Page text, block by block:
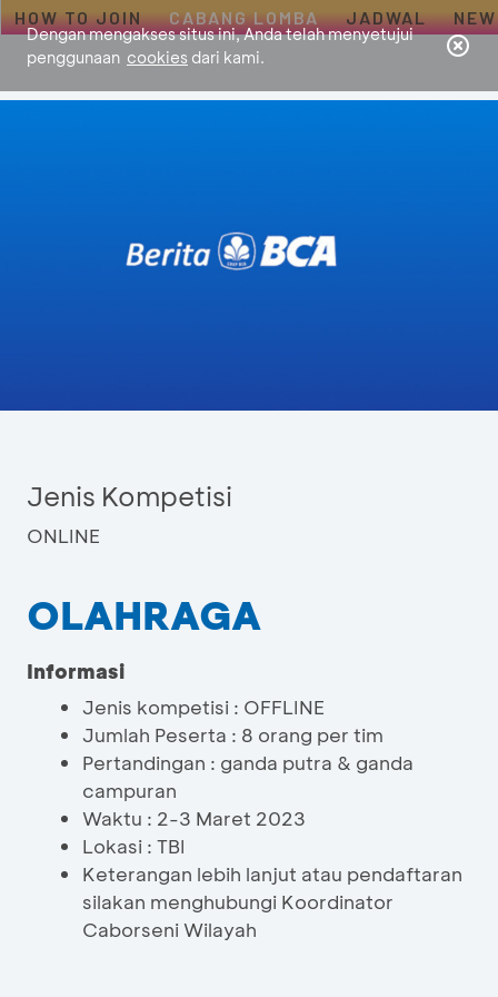
Dengan mengakses situs ini, Anda telah menyetujui
penggunaan cookies dari kami.
HOW TO JOIN CABANG LOMBA JADWAL
Jenis Kompetisi
ONLINE
OLAHRAGA
Informasi
Jenis kompetisi : OFFLINE
Jumlah Peserta : 8 orang per tim
Pertandingan : ganda putra & ganda
campuran
Waktu : 2-3 Maret 2023
Lokasi : TBI
Keterangan lebih lanjut atau pendaftaran
silakan menghubungi Koordinator
Caborseni Wilayah